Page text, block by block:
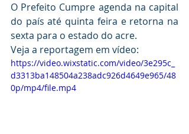
O Prefeito Cumpre agenda na capital
do país até quinta feira e retorna na
sexta para o estado do acre.
Veja a reportagem em vídeo:
https://video.wixstatic.com/video/3e295c_
d3313ba148504a238adc926d4649e965/48
0p/mp4/file.mp4